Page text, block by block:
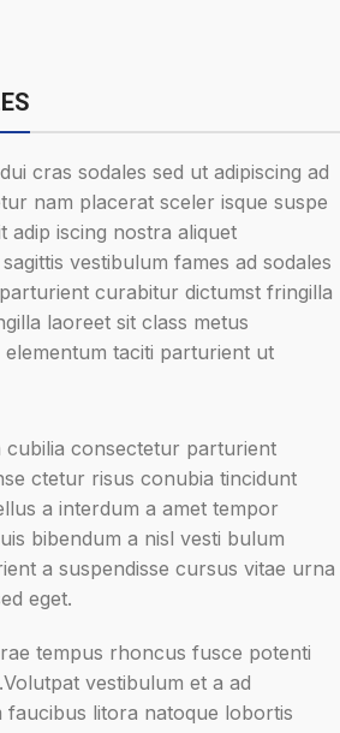
cras sodales sed ut adipiscing ad
nam placerat sceler isque suspe
adip iscing nostra aliquet
vestibulum fames ad sodales
curabitur dictumst fringilla
laoreet sit class metus
elementum taciti parturient ut
cubilia consectetur parturient
ctetur risus conubia tincidunt
a interdum a amet tempor
bibendum a nisl vesti bulum
a suspendisse cursus vitae urna
eget.
tempus rhoncus fusce potenti
vestibulum et a ad
faucibus litora natoque lobortis